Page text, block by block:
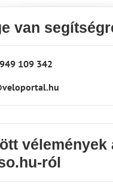
van
109 342
vélemények
ról